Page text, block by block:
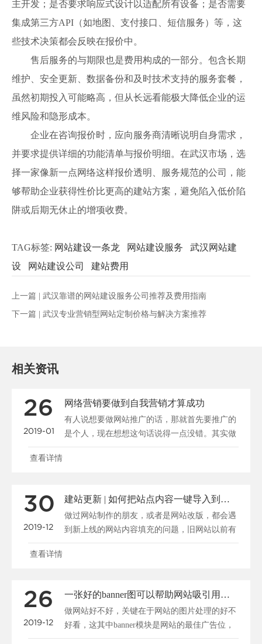
主开发；是否要求响应式设计以适配所有设备；是否需要
集成第三方API（如地图、支付接口、短信服务）等，这
些技术决策都会反映在报价中。
售后服务的与期限也是费用构成的一部分。包含长期
维护、安全更新、数据备份和及时技术支持的服务套餐，
虽然初期投入可能略高，但从长远看能极大降低企业的运
维风险和隐形成本。
企业在咨询报价时，应向服务商清晰说明自身需求，
并要求提供详细的功能清单与报价明细。在武汉市场，选
择一家像新一点网络这样报价透明、服务规范的公司，能
够帮助企业获得性价比更高的建站方案，避免陷入低价陷
阱或后期无休止的增项收费。
TAG标签: 网站建设一条龙 网站建设服务
武汉网站建
设
网站建设公司 建站费用
上一篇 | 武汉靠谱的网站建设服务公司推荐及费用指南
下一篇 | 武汉专业营销型网站定制价格与解决方案推荐
相关资讯
26
2019-01
网络营销要做到自我营销才算成功
有人说想要做网站推广的话，那就首先要推广的
是个人，现在想想这句话说得一点没错。其实做
公司又何曾不是在......
查看详情
30
2019-12
建站更新 | 如何把站点内容一键导入到新系统
做过网站制作的朋友，或者是网站改版，都会遇
到新上线的网站内容填充的问题，旧网站以前有
很多资料，我们怎......
查看详情
26
2019-12
一张好的banner图可以帮助网站吸引用户、促进转化
做网站好不好，关键在于网站的图片处理的好不
好看，这其中banner模块是网站的最佳广告位，
一张好的b......